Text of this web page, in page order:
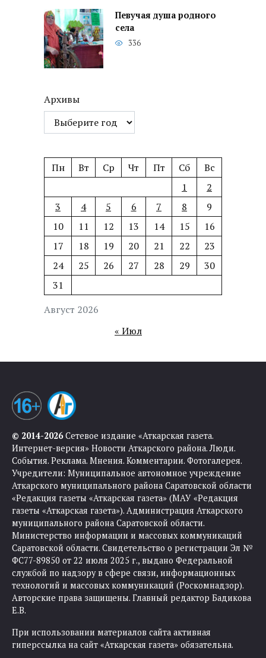
Певучая душа родного
села
336
Архивы
Август 2026
Пн Вт Ср Чт Пт Сб
Вс
1
2
3
4 5 6 7 8
9
10
11 12 13 14 15
16
17
18 19 20 21 22
23
24
25 26 27 28 29
30
31
« Июл
© 2014-2026Сетевое издание «Аткарская газета.
Интернет-версия» Новости Аткарского района. Люди.
События. Реклама. Мнения. Комментарии. Фотогалерея.
Учредители: Муниципальное автономное учреждение
Аткарского муниципального района Саратовской области
«Редакция газеты «Аткарская газета» (МАУ «Редакция
газеты «Аткарская газета»). Администрация Аткарского
муниципального района Саратовской области.
Министерство информации и массовых коммуникаций
Саратовской области. Свидетельство о регистрации Эл №
ФС77-89850 от 22 июля 2025 г., выдано Федеральной
службой по надзору в сфере связи, информационных
технологий и массовых коммуникаций (Роскомнадзор).
Авторские права защищены. Главный редактор Бадикова
Е.В.
При использовании материалов сайта активная
гиперссылка на сайт «Аткарская газета» обязательна.